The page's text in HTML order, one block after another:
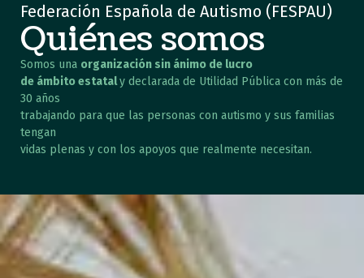
Federación Española de Autismo (FESPAU)
Quiénes somos
Somos una organización sin ánimo de lucro
de ámbito estataly declarada de Utilidad Pública con más de
30 años
trabajando para que las personas con autismo y sus familias
tengan
vidas plenas y con los apoyos que realmente necesitan.